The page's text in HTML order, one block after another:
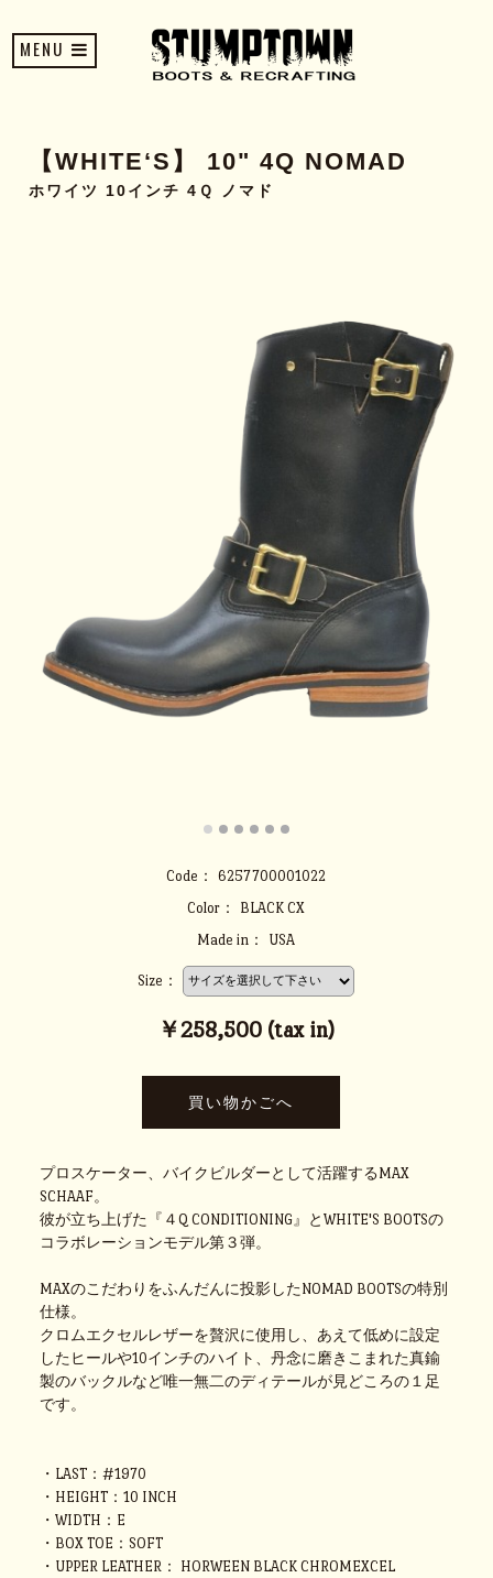
MENU
【WHITE‘S】 10" 4Q NOMAD
ホワイツ 10インチ 4Ｑ ノマド
Code：
6257700001022
Color：
BLACK CX
Made in：
USA
Size：
￥258,500 (tax in)
プロスケーター、バイクビルダーとして活躍するMAX
SCHAAF。
彼が立ち上げた『４Q CONDITIONING』とWHITE'S BOOTSの
コラボレーションモデル第３弾。
MAXのこだわりをふんだんに投影したNOMAD BOOTSの特別
仕様。
クロムエクセルレザーを贅沢に使用し、あえて低めに設定
したヒールや10インチのハイト、丹念に磨きこまれた真鍮
製のバックルなど唯一無二のディテールが見どころの１足
です。
・LAST：#1970
・HEIGHT：10 INCH
・WIDTH：E
・BOX TOE：SOFT
・UPPER LEATHER： HORWEEN BLACK CHROMEXCEL